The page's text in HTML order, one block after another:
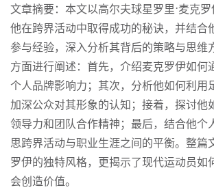
文章摘要：本文以高尔夫球星罗里·麦克
他在跨界活动中取得成功的秘诀，并结合
参与经验，深入分析其背后的策略与思维
方面进行阐述：首先，介绍麦克罗伊如何
个人品牌影响力；其次，分析他如何利用
加深公众对其形象的认知；接着，探讨他
领导力和团队合作精神；最后，结合他个
思跨界活动与职业生涯之间的平衡。整篇
罗伊的独特风格，更揭示了现代运动员如
会创造价值。